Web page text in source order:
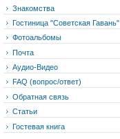
Знакомства
Гостиница "Советская Гавань"
Фотоальбомы
Почта
Аудио-Видео
FAQ (вопрос/ответ)
Обратная связь
Статьи
Гостевая книга